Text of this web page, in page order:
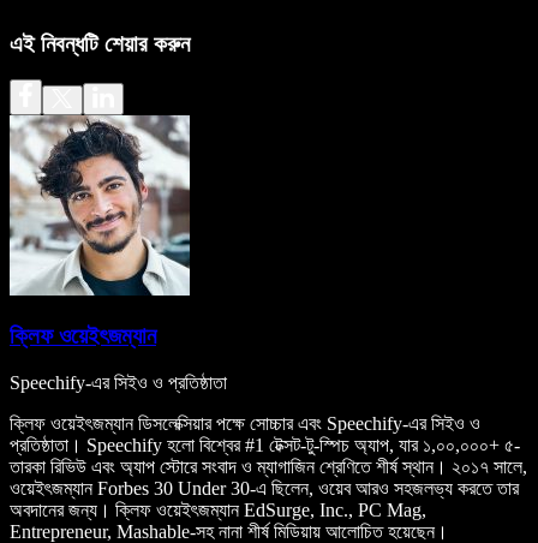
এই নিবন্ধটি শেয়ার করুন
ক্লিফ ওয়েইৎজম্যান
Speechify-এর সিইও ও প্রতিষ্ঠাতা
ক্লিফ ওয়েইৎজম্যান ডিসলেক্সিয়ার পক্ষে সোচ্চার এবং Speechify-এর সিইও ও
প্রতিষ্ঠাতা। Speechify হলো বিশ্বের #1 টেক্সট-টু-স্পিচ অ্যাপ, যার ১,০০,০০০+ ৫-
তারকা রিভিউ এবং অ্যাপ স্টোরে সংবাদ ও ম্যাগাজিন শ্রেণিতে শীর্ষ স্থান। ২০১৭ সালে,
ওয়েইৎজম্যান Forbes 30 Under 30-এ ছিলেন, ওয়েব আরও সহজলভ্য করতে তার
অবদানের জন্য। ক্লিফ ওয়েইৎজম্যান EdSurge, Inc., PC Mag,
Entrepreneur, Mashable-সহ নানা শীর্ষ মিডিয়ায় আলোচিত হয়েছেন।